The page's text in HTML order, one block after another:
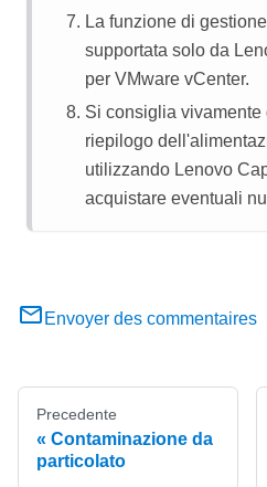
La funzione di
supportata solo da
per VMware vCenter.
Si consiglia
riepilogo
utilizzando Lenovo
acquistare eventuali
Envoyer des commentaires
Precedente
Contaminazione da
particolato